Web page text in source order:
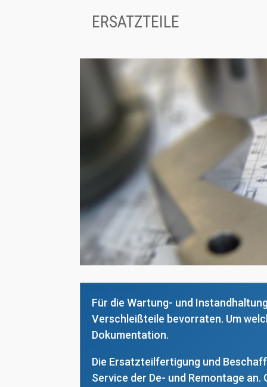
ERSATZTEILE
Für die Wartung- und
Verschleißteile bevorraten. Um
Dokumentation.
Die Ersatzteilfertigung und
Service der De- und Remontage